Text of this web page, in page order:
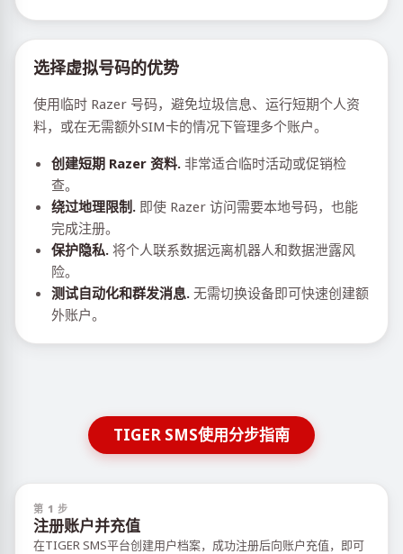
选择虚拟号码的优势
使用临时 Razer 号码，避免垃圾信息、运行短期个人资
料，或在无需额外SIM卡的情况下管理多个账户。
创建短期 Razer 资料. 非常适合临时活动或促销检
查。
绕过地理限制. 即使 Razer 访问需要本地号码，也能
完成注册。
保护隐私. 将个人联系数据远离机器人和数据泄露风
险。
测试自动化和群发消息. 无需切换设备即可快速创建额
外账户。
TIGER SMS使用分步指南
第 1 步
注册账户并充值
在TIGER SMS平台创建用户档案，成功注册后向账户充值，即可